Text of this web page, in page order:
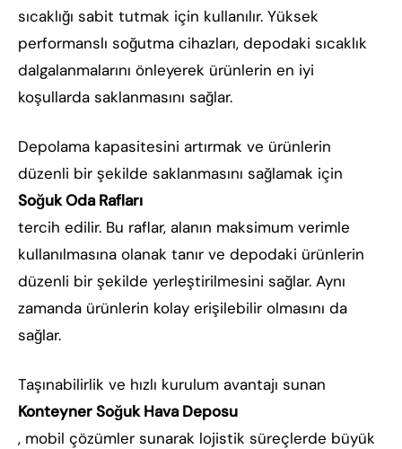
sıcaklığı sabit tutmak için kullanılır. Yüksek
performanslı soğutma cihazları, depodaki sıcaklık
dalgalanmalarını önleyerek ürünlerin en iyi
koşullarda saklanmasını sağlar.
Depolama kapasitesini artırmak ve ürünlerin
düzenli bir şekilde saklanmasını sağlamak için
Soğuk Oda Rafları
tercih edilir. Bu raflar, alanın maksimum verimle
kullanılmasına olanak tanır ve depodaki ürünlerin
düzenli bir şekilde yerleştirilmesini sağlar. Aynı
zamanda ürünlerin kolay erişilebilir olmasını da
sağlar.
Taşınabilirlik ve hızlı kurulum avantajı sunan
Konteyner Soğuk Hava Deposu
, mobil çözümler sunarak lojistik süreçlerde büyük